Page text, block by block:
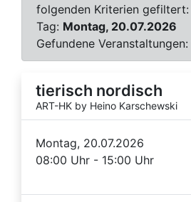
folgenden Kriterien gefiltert:
Tag: Montag, 20.07.2026
Gefundene Veranstaltungen:
tierisch nordisch
ART-HK by Heino Karschewski
Montag, 20.07.2026
08:00 Uhr - 15:00 Uhr